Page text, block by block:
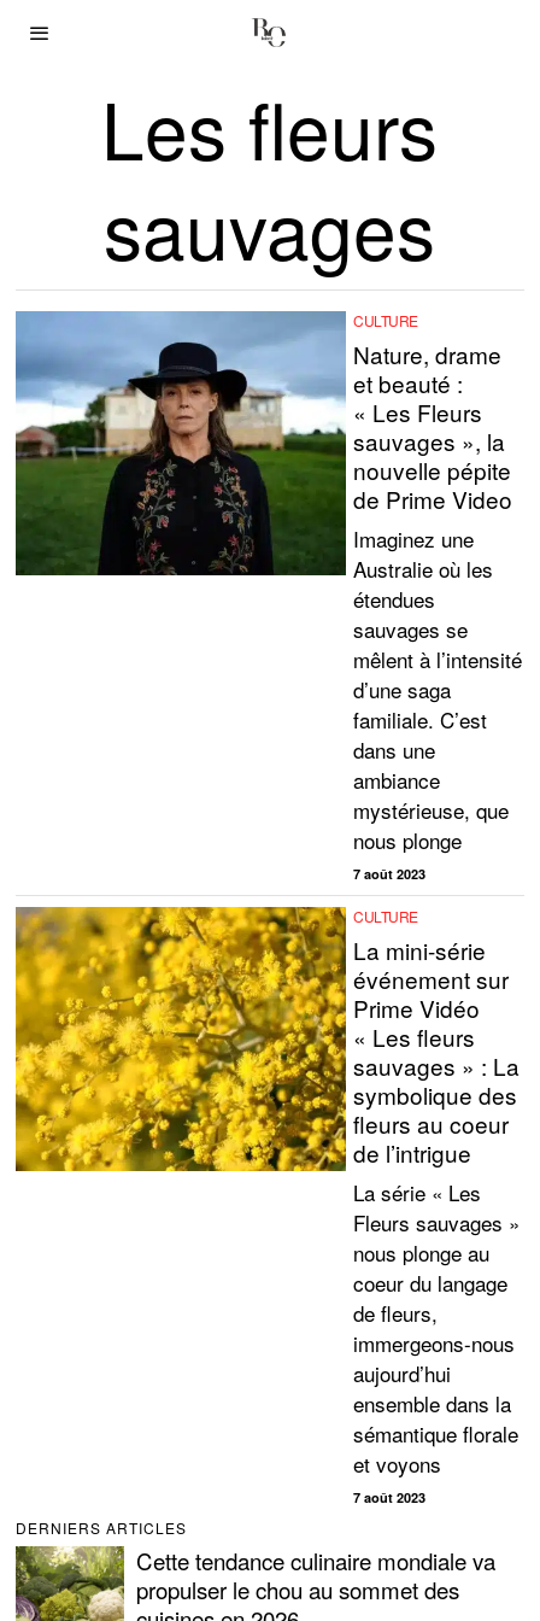
Les fleurs
sauvages
CULTURE
Nature, drame
et beauté :
« Les Fleurs
sauvages », la
nouvelle pépite
de Prime Video
Imaginez une
Australie où les
étendues
sauvages se
mêlent à l’intensité
d’une saga
familiale. C’est
dans une
ambiance
mystérieuse, que
nous plonge
7 août 2023
CULTURE
La mini-série
événement sur
Prime Vidéo
« Les fleurs
sauvages » : La
symbolique des
fleurs au coeur
de l’intrigue
La série « Les
Fleurs sauvages »
nous plonge au
coeur du langage
de fleurs,
immergeons-nous
aujourd’hui
ensemble dans la
sémantique florale
et voyons
7 août 2023
DERNIERS ARTICLES
Cette tendance culinaire mondiale va
propulser le chou au sommet des